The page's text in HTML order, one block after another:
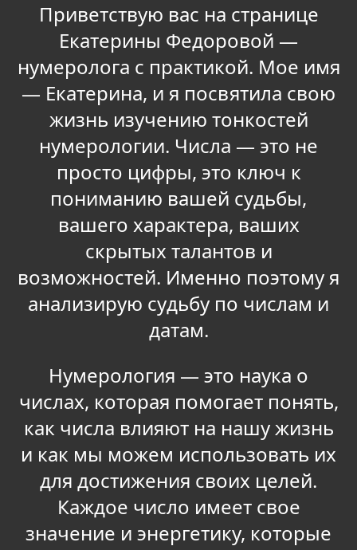
Приветствую вас на странице
Екатерины Федоровой —
нумеролога с практикой. Мое имя
— Екатерина, и я посвятила свою
жизнь изучению тонкостей
нумерологии. Числа — это не
просто цифры, это ключ к
пониманию вашей судьбы,
вашего характера, ваших
скрытых талантов и
возможностей. Именно поэтому я
анализирую судьбу по числам и
датам.
Нумерология — это наука о
числах, которая помогает понять,
как числа влияют на нашу жизнь
и как мы можем использовать их
для достижения своих целей.
Каждое число имеет свое
значение и энергетику, которые